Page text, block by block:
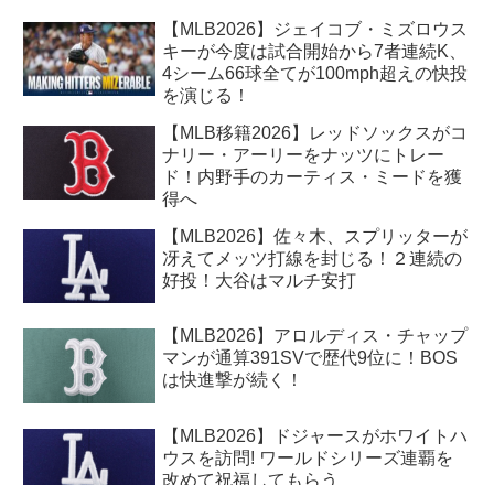
【MLB2026】ジェイコブ・ミズロウス
キーが今度は試合開始から7者連続K、
4シーム66球全てが100mph超えの快投
を演じる！
【MLB移籍2026】レッドソックスがコ
ナリー・アーリーをナッツにトレー
ド！内野手のカーティス・ミードを獲
得へ
【MLB2026】佐々木、スプリッターが
冴えてメッツ打線を封じる！２連続の
好投！大谷はマルチ安打
【MLB2026】アロルディス・チャップ
マンが通算391SVで歴代9位に！BOS
は快進撃が続く！
【MLB2026】ドジャースがホワイトハ
ウスを訪問! ワールドシリーズ連覇を
改めて祝福してもらう